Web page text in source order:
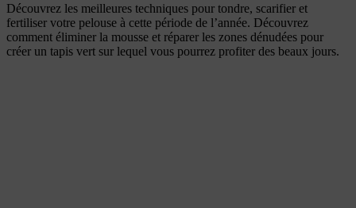
Découvrez les meilleures techniques pour tondre, scarifier et
fertiliser votre pelouse à cette période de l’année. Découvrez
comment éliminer la mousse et réparer les zones dénudées pour
créer un tapis vert sur lequel vous pourrez profiter des beaux jours.